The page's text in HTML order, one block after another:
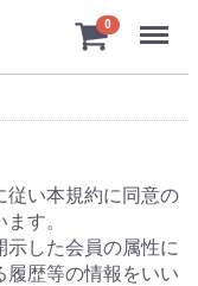
0 Menu
従い本規約に同意の
す。
示した会員の属性に
歴等の情報をいい